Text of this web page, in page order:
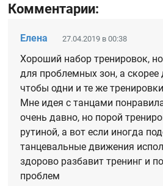
Комментарии:
Елена 27.04.2019 в 00:38
Хороший набор тренировок,
для проблемных зон, а скорее
чтобы одни и те же
Мне идея с танцами
очень давно, но порой
рутиной, а вот если иногда
танцевальные движения
здорово разбавит тренинг и
проблем